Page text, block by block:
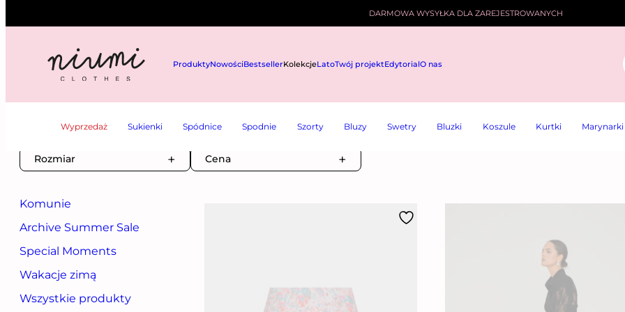
DARMOWA WYSYŁKA DLA ZAREJESTROWANYCH
ProduktyNowościBestsellerKolekcjeLatoTwój projektEdytorialO nas
y
w
Wyprzedaż Sukienki Spódnice Spodnie Szorty Bluzy Swetry Bluzki Koszule Kurtki Marynarki
Komplety
Rozmiar Cena
Komunie
Archive Summer Sale
Special Moments
Wakacje zimą
Wszystkie produkty